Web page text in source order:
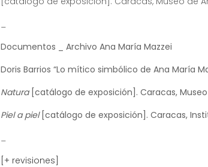
Documentos _ Archivo Ana María Mazzei
Doris Barrios “Lo mítico simbólico de Ana María
Natura[catálogo de exposición]. Caracas,
Piel a piel[catálogo de exposición]. Caracas,
[+ revisiones]